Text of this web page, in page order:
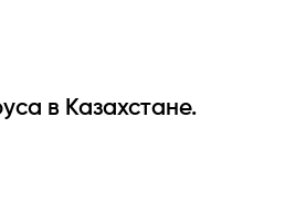
в Казахстане.